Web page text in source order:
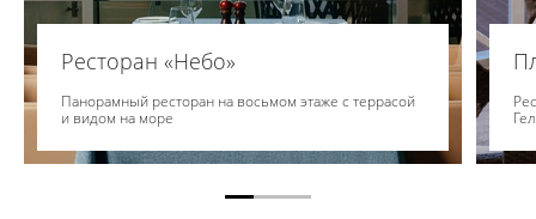
Ресторан «Небо»
Панорамный ресторан на восьмом этаже с террасой
и видом на море